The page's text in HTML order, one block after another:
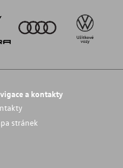
a kontakty
stránek